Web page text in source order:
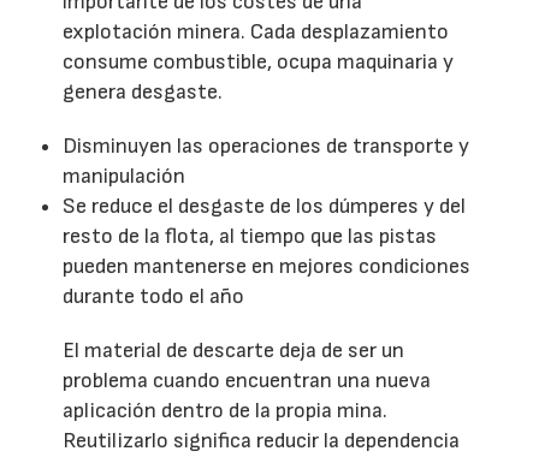
explotación minera. Cada desplazamiento
consume combustible, ocupa maquinaria y
genera desgaste.
Disminuyen las operaciones de transporte y
manipulación
Se reduce el desgaste de los dúmperes y del
resto de la flota, al tiempo que las pistas
pueden mantenerse en mejores condiciones
durante todo el año
El material de descarte deja de ser un
problema cuando encuentran una nueva
aplicación dentro de la propia mina.
Reutilizarlo significa reducir la dependencia